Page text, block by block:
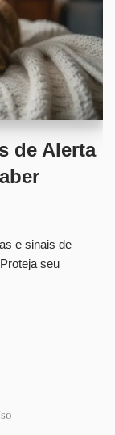
de Alerta
e sinais de
seu